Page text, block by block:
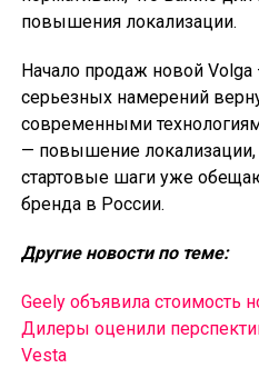
повышения локализации.
Начало продаж новой Volga
серьезных намерений
современными
— повышение
стартовые шаги уже
бренда в России.
Другие новости по теме:
Geely объявила стоимость
Дилеры оценили
Vesta